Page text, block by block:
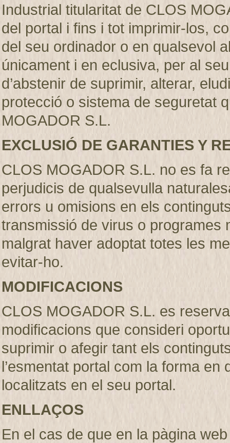
Industrial titularitat de CLOS
del portal i fins i tot imprimir-los,
del seu ordinador o en qualsevol
únicament i en eclusiva, per al
d’abstenir de suprimir, alterar,
protecció o sistema de seguretat
MOGADOR S.L.
EXCLUSIÓ DE GARANTIES Y
CLOS MOGADOR S.L. no es fa
perjudicis de qualsevulla
errors u omisions en els
transmissió de virus o programes
malgrat haver adoptat totes les
evitar-ho.
MODIFICACIONS
CLOS MOGADOR S.L. es
modificacions que consideri
suprimir o afegir tant els
l’esmentat portal com la forma
localitzats en el seu portal.
ENLLAÇOS
En el cas de que en la pàgina